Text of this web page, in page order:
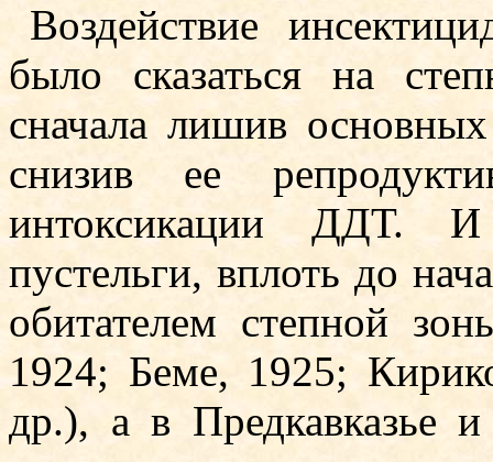
Воздействие
было сказаться на
сначала лишив
снизив ее
интоксикации ДДТ. И
пустельги, вплоть до
обитателем степной
1924; Бе­ме, 1925;
др.), а в Предкавказье